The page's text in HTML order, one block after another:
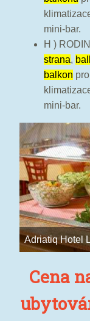
mini-bar.
H )
strana,
balkon
mini-bar.
Adriatiq Hotel
Cena